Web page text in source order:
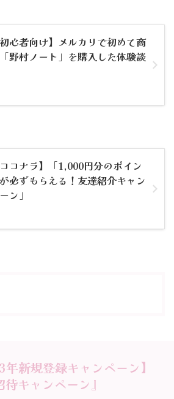
初心者向け】メルカリで初めて商
野村ノート」を購入した体験談
ココナラ】「1,000円分のポイン
必ずもらえる！友達紹介キャン
ン」
年新規登録キャンペーン】
待キャンペーン』